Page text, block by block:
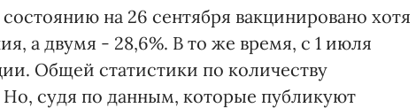
на 26 сентября вакцинировано хотя
а двумя - 28,6%. В то же время, с 1 июля
Общей статистики по количеству
судя по данным, которые публикуют